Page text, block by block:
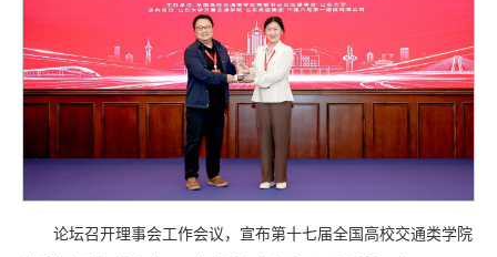
论坛召开理事会工作会议，宣布第十七届全国高校交通类学院